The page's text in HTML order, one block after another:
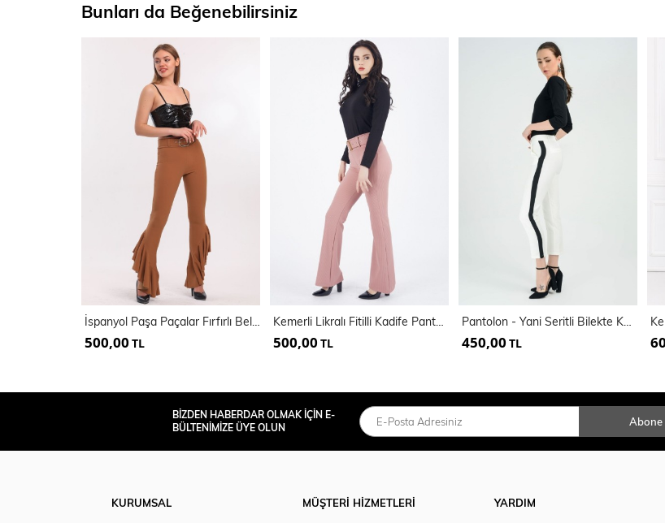
Bunları da Beğenebilirsiniz
İspanyol Paşa Paçalar Fırfırlı Beli Lastikli Örme Kumaş Pantolon | Pnt32438
500,00 TL
Kemerli Likralı Fitilli Kadife Pantolon
500,00 TL
Pantolon - Yani Seritli Bilekte Kalem Pantolon | Pnt19011
450,00 TL
BİZDEN HABERDAR OLMAK İÇİN E-
BÜLTENİMİZE ÜYE OLUN
Abone
KURUMSAL
MÜŞTERİ HİZMETLERİ
YARDIM